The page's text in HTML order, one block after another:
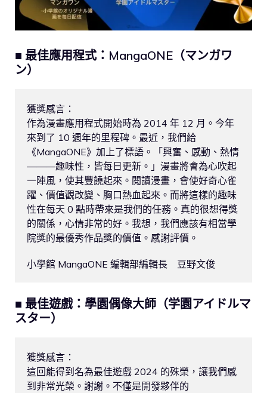
■ 最佳應用程式：MangaONE（マンガワ
ン）
獲獎感言：
作為漫畫應用程式開始時為 2014 年 12 月。今年
來到了 10 週年的里程碑。最近，我們給
《MangaONE》加上了標語。「興奮、感動、熱情
———趣味性，皆每日更新。」漫畫將會為心吹起
一陣風，使其豐饒起來。閱讀漫畫，會使好奇心雀
躍、價值觀改變、胸口熱血起來。而將這樣的趣味
性在每天 0 點時帶來是我們的任務。真的很想得獎
的關係，心情非常的好。我想，我們應該有相當學
院獎的最優秀作品獎的價值。感謝評價。
小學館 MangaONE 編輯部編輯長　豆野文俊
■ 最佳遊戲：學園偶像大師（学園アイドルマ
スター）
獲獎感言：
這回能得到名為最佳遊戲 2024 的殊榮，讓我們感
到非常光榮。謝謝。不僅是開發夥伴的